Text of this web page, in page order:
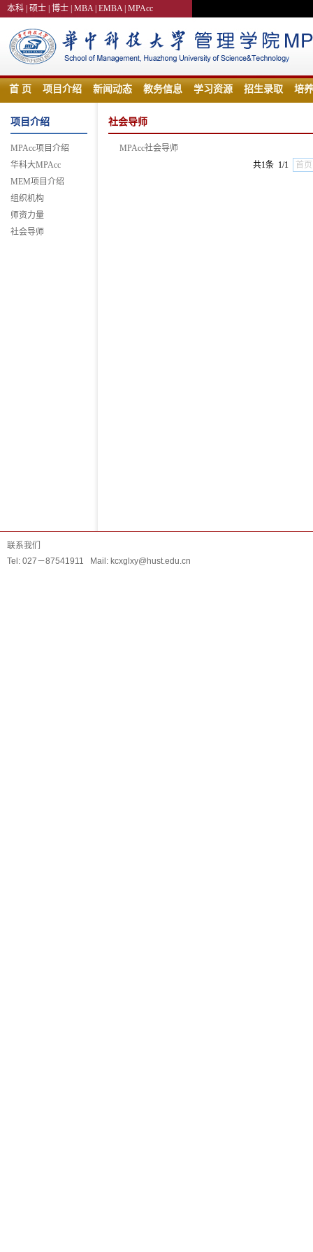
本科 硕士 博士 MBA| EMBA| MPAcc
首 页 项目介绍 新闻动态 教务信息 学习资源 招生录取 培
项目介绍
MPAcc项目介绍
华科大MPAcc
MEM项目介绍
组织机构
师资力量
社会导师
社会导师
MPAcc社会导师
共1条 1/1
首页
联系我们
Tel: 027－87541911 Mail: kcxglxy@hust.edu.cn